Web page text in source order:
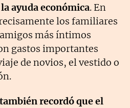
ayuda económica. En
los familiares
más íntimos
gastos importantes
de novios, el vestido o
recordó que el